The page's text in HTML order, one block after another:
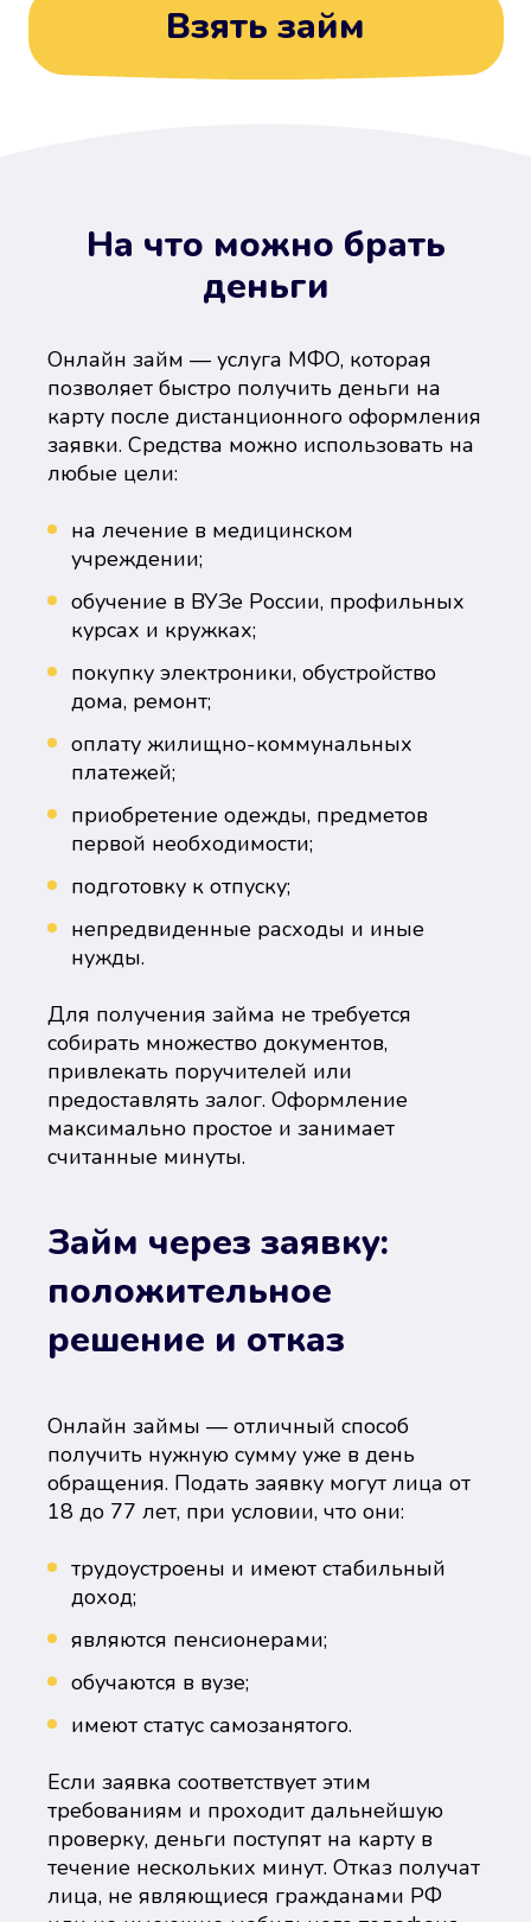
Взять займ
На что можно брать
деньги
Онлайн займ — услуга МФО, которая
позволяет быстро получить деньги на
карту после дистанционного оформления
заявки. Средства можно использовать на
любые цели:
на лечение в медицинском
учреждении;
обучение в ВУЗе России, профильных
курсах и кружках;
покупку электроники, обустройство
дома, ремонт;
оплату жилищно-коммунальных
платежей;
приобретение одежды, предметов
первой необходимости;
подготовку к отпуску;
непредвиденные расходы и иные
нужды.
Для получения займа не требуется
собирать множество документов,
привлекать поручителей или
предоставлять залог. Оформление
максимально простое и занимает
считанные минуты.
Займ через заявку:
положительное
решение и отказ
Онлайн займы — отличный способ
получить нужную сумму уже в день
обращения. Подать заявку могут лица от
18 до 77 лет, при условии, что они:
трудоустроены и имеют стабильный
доход;
являются пенсионерами;
обучаются в вузе;
имеют статус самозанятого.
Если заявка соответствует этим
требованиям и проходит дальнейшую
проверку, деньги поступят на карту в
течение нескольких минут. Отказ получат
лица, не являющиеся гражданами РФ